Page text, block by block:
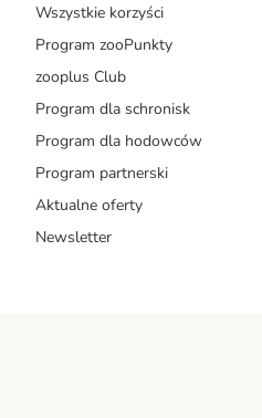
Wszystkie korzyści
Program zooPunkty
zooplus Club
Program dla schronisk
Program dla hodowców
Program partnerski
Aktualne oferty
Newsletter